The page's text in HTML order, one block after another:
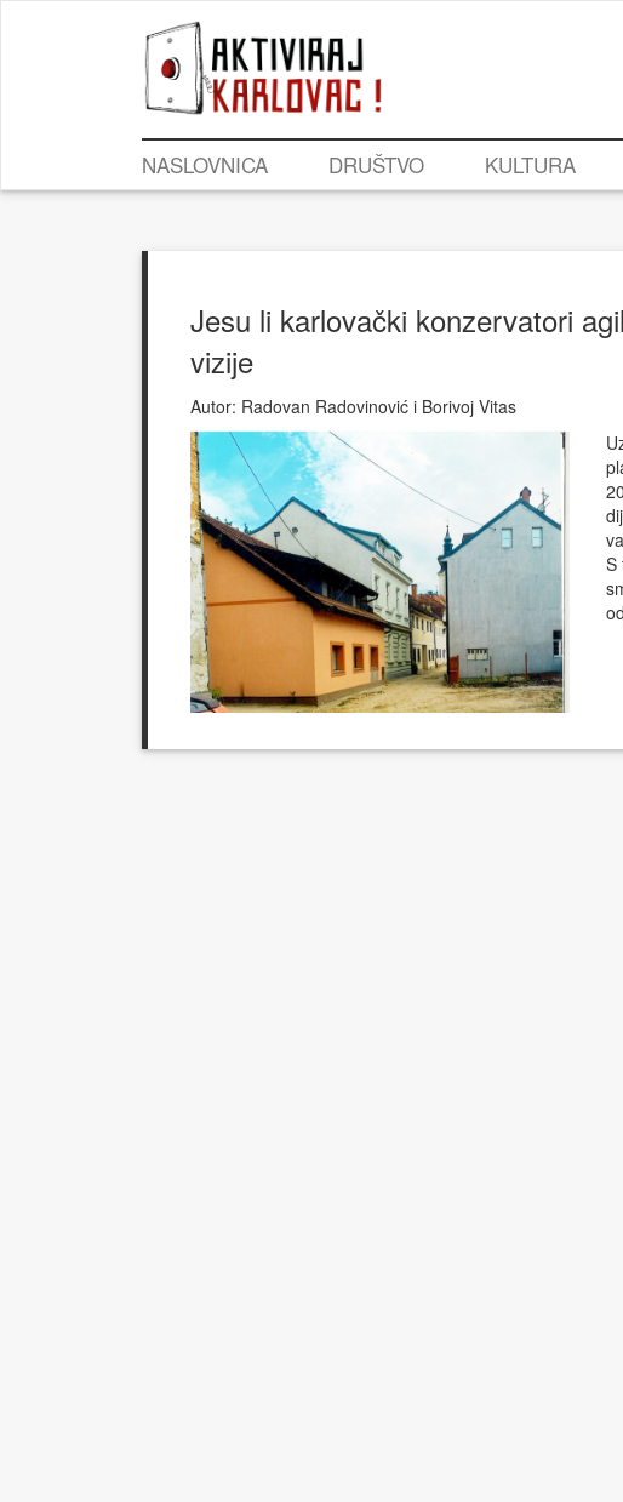
NASLOVNICA DRUŠTVO KULTURA
Jesu li karlovački konzervatori
vizije
Autor: Radovan Radovinović i Borivoj Vitas
S